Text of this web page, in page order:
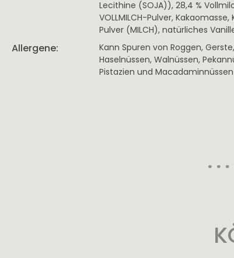
Lecithine (SOJA)), 28,4 %
VOLLMILCH-Pulver,
Pulver (MILCH), natürliches
Allergene:
Kann Spuren von Roggen,
Haselnüssen, Walnüssen,
Pistazien und